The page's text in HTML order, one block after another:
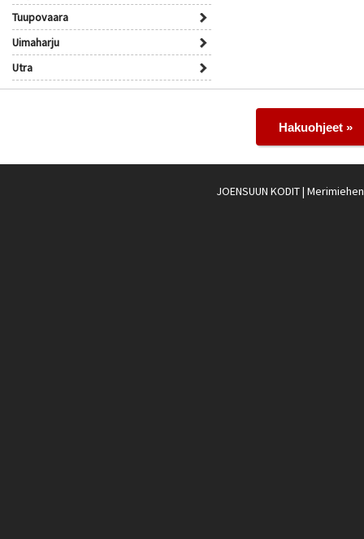
Tuupovaara
Uimaharju
Utra
Hakuohjeet »
JOENSUUN KODIT|